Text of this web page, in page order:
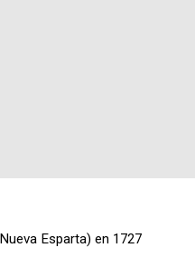
Esparta) en 1727